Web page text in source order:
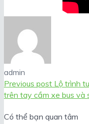
admin
Previous post Lộ trình
trên tay cầm xe bus và
Có thể bạn quan tâm